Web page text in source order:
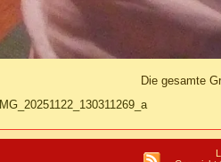
Die gesamte
IMG_20251122_130311269_a